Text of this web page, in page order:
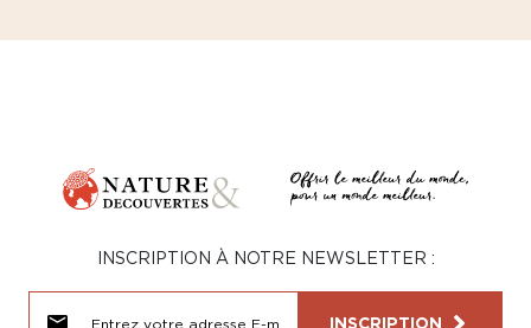
INSCRIPTION À NOTRE NEWSLETTER :
INSCRIPTION